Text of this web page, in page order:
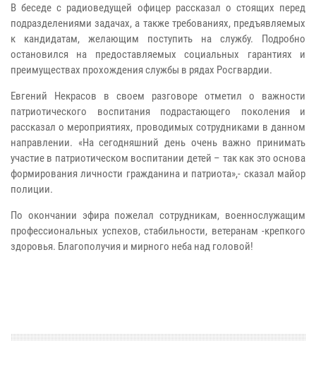
В беседе с радиоведущей офицер рассказал о стоящих перед
подразделениями задачах, а также требованиях, предъявляемых
к кандидатам, желающим поступить на службу. Подробно
остановился на предоставляемых социальных гарантиях и
преимуществах прохождения службы в рядах Росгвардии.
Евгений Некрасов в своем разговоре отметил о важности
патриотического воспитания подрастающего поколения и
рассказал о мероприятиях, проводимых сотрудниками в данном
направлении. «На сегодняшний день очень важно принимать
участие в патриотическом воспитании детей – так как это основа
формирования личности гражданина и патриота»,- сказал майор
полиции.
По окончании эфира пожелал сотрудникам, военнослужащим
профессиональных успехов, стабильности, ветеранам -крепкого
здоровья. Благополучия и мирного неба над головой!